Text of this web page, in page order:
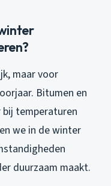
maar voor
Bitumen en
temperaturen
we in de winter
duurzaam maakt.